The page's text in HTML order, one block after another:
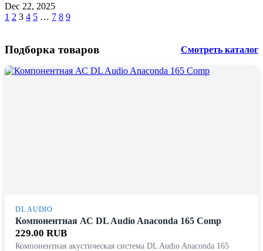
Dec 22, 2025
1 2 3 4 5 … 7 8 9
Подборка товаров Смотреть каталог
DL AUDIO
Компонентная АС DL Audio Anaconda 165 Comp
229.00 RUB
Компонентная акустическая система DL Audio Anaconda 165